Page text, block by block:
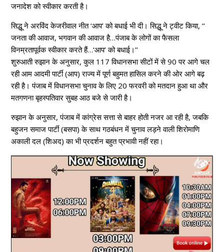
जनादेश को स्वीकार करती है।
सिद्धू ने अरविंद केजरीवाल नीत ‘आप’ को बधाई भी दी। सिद्धू ने ट्वीट किया, ‘‘
जनता की आवाज, भगवान की आवाज है…पंजाब के लोगों का फैसला
विनम्रतापूर्वक स्वीकार करते हैं…‘आप’ को बधाई।’’
शुरुआती रुझान के अनुसार, कुल 117 विधानसभा सीटों में से 90 पर आगे चल
रही आम आदमी पार्टी (आप) राज्य में पूर्ण बहुमत हासिल करने की ओर आगे बढ़
रही है। पंजाब में विधानसभा चुनाव के लिए 20 फरवरी को मतदान हुआ था और
मतगणना बृहस्पतिवार सुबह आठ बजे से जारी है।
रुझान के अनुसार, पंजाब में कांग्रेस सत्ता से बाहर होती नजर आ रही है, जबकि
बहुजन समाज पार्टी (बसपा) के साथ गठबंधन में चुनाव लड़ने वाली शिरोमाणि
अकाली दल (शिअद) का भी प्रदर्शन बहुत प्रभावी नहीं रहा।